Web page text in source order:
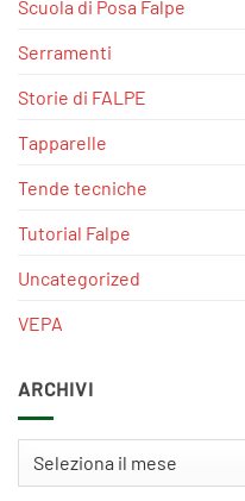
Scuola di Posa Falpe
Serramenti
Storie di FALPE
Tapparelle
Tende tecniche
Tutorial Falpe
Uncategorized
VEPA
ARCHIVI